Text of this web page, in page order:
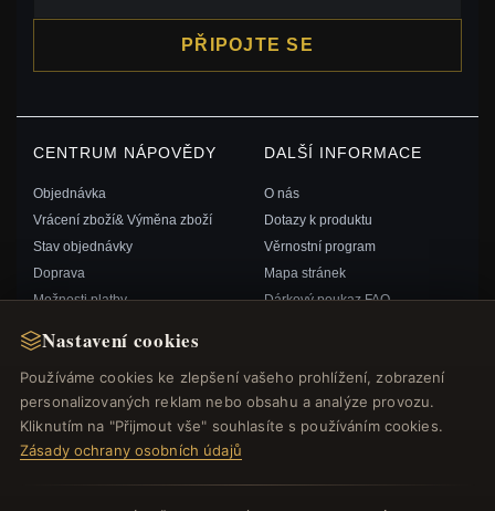
Nastavení cookies
Používáme cookies ke zlepšení vašeho prohlížení, zobrazení
personalizovaných reklam nebo obsahu a analýze provozu.
Kliknutím na "Přijmout vše" souhlasíte s používáním cookies.
Zásady ochrany osobních údajů
PŘIPOJTE SE
CENTRUM NÁPOVĚDY
Objednávka
Vrácení zboží& Výměna zboží
Stav objednávky
Doprava
Možnosti platby
Kontaktujte nás
DALŠÍ INFORMACE
O nás
Dotazy k produktu
Věrnostní program
Mapa stránek
Dárkový poukaz FAQ
RYCHLÉ ODKAZY
Nové produkty
Speciální nabídky
SLEDUJTE NÁS